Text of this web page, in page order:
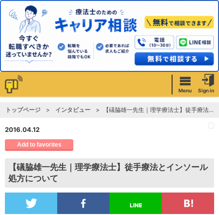
Menu Sign in
トップページ インタビュー 【礒脇雄一先生｜理学療法士】徒手療法とインソール処方について
2016.04.12
Add to favorites
【礒脇雄一先生｜理学療法士】徒手療法とインソール
処方について